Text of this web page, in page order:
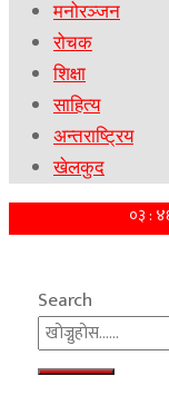
मनोरञ्जन
रोचक
शिक्षा
साहित्य
अन्तराष्ट्रिय
खेलकुद
Search